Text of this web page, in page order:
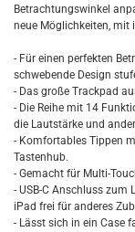
Betrachtungs­winkel
neue Möglichkeiten, mit
- Für einen perfekten
schwebende Design
- Das große Trackpad
- Die Reihe mit 14
die Laut­stärke und
- Komfortables Tippen
Tastenhub.
- Gemacht für Multi-
- USB-C Anschluss zum
iPad frei für anderes
- Lässt sich in ein Case